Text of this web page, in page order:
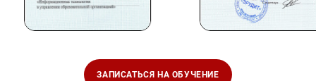
ЗАПИСАТЬСЯ НА ОБУЧЕНИЕ